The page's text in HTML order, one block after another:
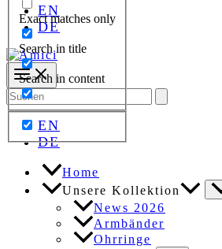
Exact matches only
Search in title
Search in content
EN
DE
Search
for:
EN
DE
Home
Unsere Kollektion
News 2026
Armbänder
Ohrringe